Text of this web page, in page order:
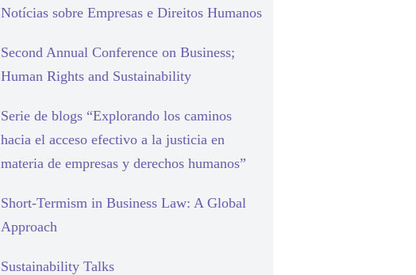
Notícias sobre Empresas e Direitos Humanos
Second Annual Conference on Business;
Human Rights and Sustainability
Serie de blogs “Explorando los caminos
hacia el acceso efectivo a la justicia en
materia de empresas y derechos humanos”
Short-Termism in Business Law: A Global
Approach
Sustainability Talks